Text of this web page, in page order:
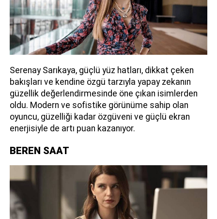
Serenay Sarıkaya, güçlü yüz hatları, dikkat çeken
bakışları ve kendine özgü tarzıyla yapay zekanın
güzellik değerlendirmesinde öne çıkan isimlerden
oldu. Modern ve sofistike görünüme sahip olan
oyuncu, güzelliği kadar özgüveni ve güçlü ekran
enerjisiyle de artı puan kazanıyor.
BEREN SAAT